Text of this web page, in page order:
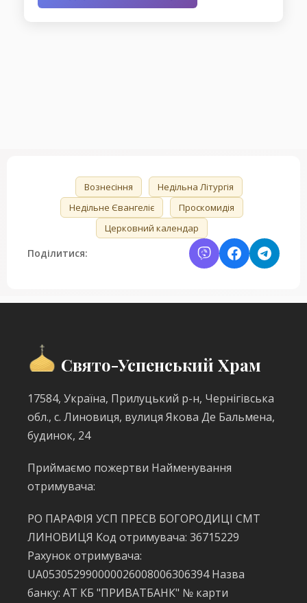
Вознесіння
Недільна Літургія
Недільне Євангеліє
Проскомидія
Церковний календар
Поділитися:
Свято-Успенський Храм
17584, Україна, Прилуцький р-н, Чернігівська
обл., с. Линовиця, вулиця Якова Де Бальмена,
будинок, 24
Приймаємо пожертви Найменування
отримувача:
РО ПАРАФІЯ УСП ПРЕСВ БОГОРОДИЦІ СМТ
ЛИНОВИЦЯ Код отримувача: 36715229
Рахунок отримувача:
UA053052990000026008006306394 Назва
банку: АТ КБ "ПРИВАТБАНК" № карти